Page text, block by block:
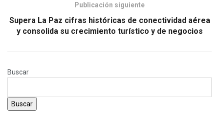
Publicación siguiente
Supera La Paz cifras históricas de conectividad aérea
y consolida su crecimiento turístico y de negocios
Buscar
Buscar